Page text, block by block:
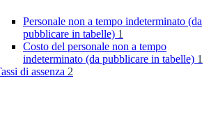
Personale non a tempo indeterminato (da
pubblicare in tabelle) 1
Costo del personale non a tempo
indeterminato (da pubblicare in tabelle) 1
di assenza 2